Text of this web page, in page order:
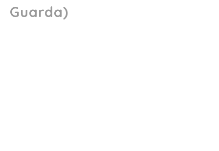
Guarda)